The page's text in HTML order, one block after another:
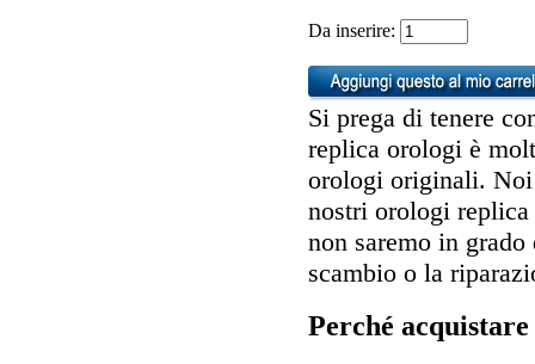
Da inserire:
Si prega di tenere
replica orologi è
orologi originali. Noi
nostri orologi
non saremo in
scambio o la
Perché